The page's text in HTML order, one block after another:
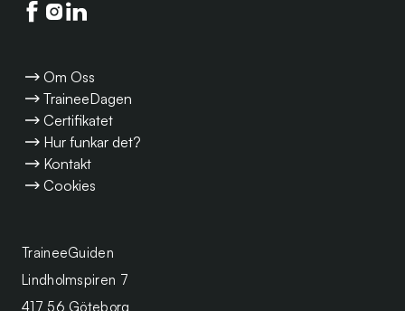
Följ oss på facebook
Följ oss på instagram
Följ oss på linkedin
TraineeGuiden
Lindholmspiren 7
417 56 Göteborg
Om Oss
TraineeDagen
Certifikatet
Hur funkar det?
Kontakt
Cookies